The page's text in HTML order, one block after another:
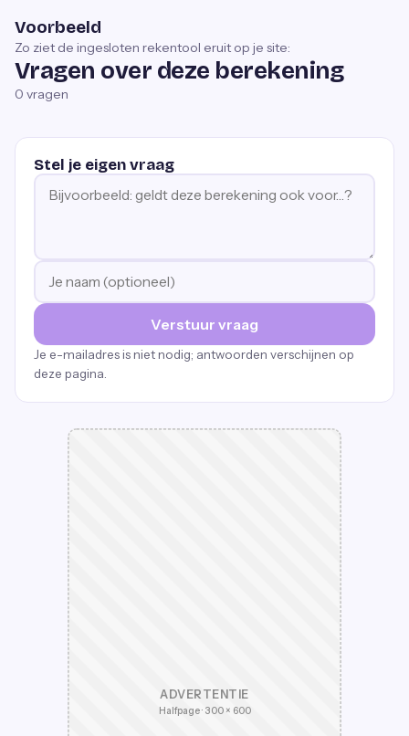
Voorbeeld
Zo ziet de ingesloten rekentool eruit op je site:
Vragen over deze berekening
0 vragen
Stel je eigen vraag
Verstuur vraag
Je e-mailadres is niet nodig; antwoorden verschijnen op
deze pagina.
ADVERTENTIE
Halfpage · 300 × 600